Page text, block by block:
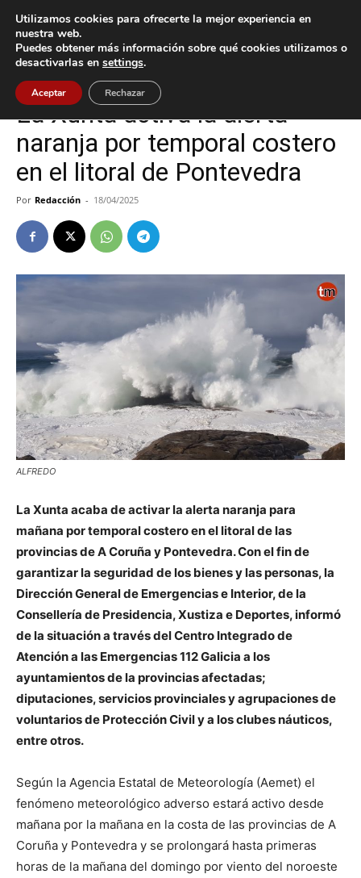
Inicio Baiona
Baiona
La Xunta activa la alerta
naranja por temporal costero
en el litoral de Pontevedra
Por Redacción - 18/04/2025
ALFREDO
La Xunta acaba de activar la alerta naranja para
mañana por temporal costero en el litoral de las
provincias de A Coruña y Pontevedra. Con el fin de
garantizar la seguridad de los bienes y las personas, la
Dirección General de Emergencias e Interior, de la
Consellería de Presidencia, Xustiza e Deportes, informó
de la situación a través del Centro Integrado de
Atención a las Emergencias 112 Galicia a los
ayuntamientos de la provincias afectadas;
diputaciones, servicios provinciales y agrupaciones de
voluntarios de Protección Civil y a los clubes náuticos,
entre otros.
Según la Agencia Estatal de Meteorología (Aemet) el
fenómeno meteorológico adverso estará activo desde
mañana por la mañana en la costa de las provincias de A
Coruña y Pontevedra y se prolongará hasta primeras
horas de la mañana del domingo por viento del noroeste
Utilizamos cookies para ofrecerte la mejor experiencia en
nuestra web.
Puedes obtener más información sobre qué cookies utilizamos o
desactivarlas en settings.
Aceptar Rechazar